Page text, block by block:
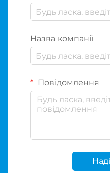
Назва компанії
Повідомлення